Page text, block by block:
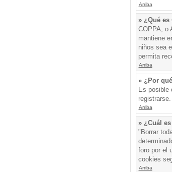
Arriba
» ¿Qué es
COPPA, o
mantiene
niños sea
permita
Arriba
» ¿Por
Es posible
Arriba
» ¿Cuál
"Borrar
foro por el
cookies
Arriba